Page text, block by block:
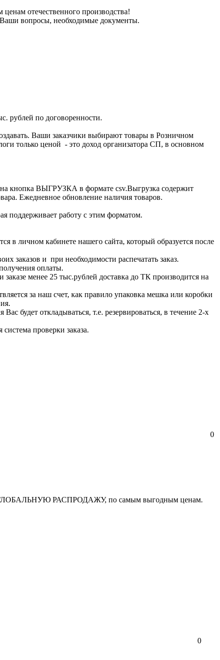
отечественного производства!
Ваши вопросы, необходимые документы.
рублей по договоренности.
Ваши заказчики выбирают товары в Розничном
только ценой - это доход организатора СП, в основном
кнопка ВЫГРУЗКА в формате csv.Выгрузка содержит
Ежедневное обновление наличия товаров.
поддерживает работу с этим форматом.
в личном кабинете нашего сайта, который образуется после
заказов и при необходимости распечатать заказ.
оплаты.
менее 25 тыс.рублей доставка до ТК производится на
за наш счет, как правило упаковка мешка или коробки
будет откладываться, т.е. резервироваться, в течение 2-х
проверки заказа.
0
ГЛОБАЛЬНУЮ РАСПРОДАЖУ, по самым выгодным ценам.
0